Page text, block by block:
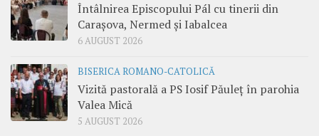
Întâlnirea Episcopului Pál cu tinerii din
Carașova, Nermed și Iabalcea
6 AUGUST 2026
BISERICA ROMANO-CATOLICĂ
Vizită pastorală a PS Iosif Păuleț în parohia
Valea Mică
5 AUGUST 2026